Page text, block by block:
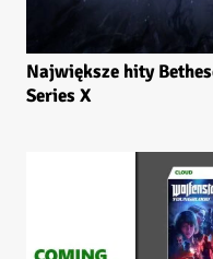
Największe hity
Series X